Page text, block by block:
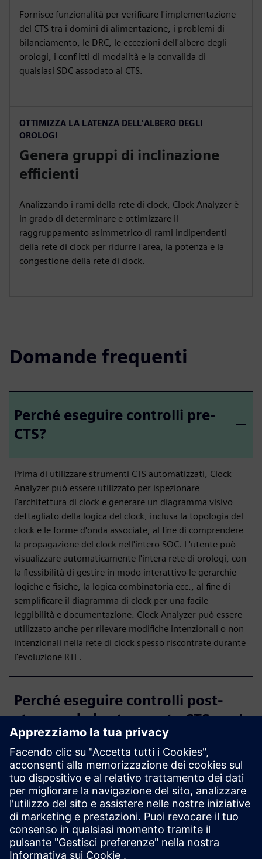
Fornisce funzionalità per verificare l'implementazione
del CTS tra i domini di alimentazione, i problemi di
bilanciamento, le DRC, le eccezioni dell'albero degli
orologi, i conflitti di modalità e la convalida di
qualsiasi SDC associato al CTS.
OTTIMIZZA LA LATENZA DELL'ALBERO DEGLI
OROLOGI
Genera gruppi di inclinazione
efficienti
Analizzando i rami della rete di clock, Clock Analyzer è
in grado di determinare e ottimizzare il
raggruppamento asimmetrico di rami indipendenti
della rete di clock per ridurre l'area, la potenza e la
congestione della rete di clock.
Domande frequenti
Perché eseguire controlli pre-
CTS?
Prima di utilizzare strumenti CTS automatizzati, Clock
Analyzer può essere utilizzato per ispezionare
l'architettura di clock e generare un diagramma visivo
dettagliato della logica del clock, inclusa la topologia del
clock e le forme d'onda associate, al fine di comprendere
la propagazione del clock nell'intero SOC. L'utente può
visualizzare automaticamente l'intera rete di orologi, con
la flessibilità di gestire in modo interattivo le gerarchie
logiche e fisiche, la logica combinatoria ecc., al fine di
semplificare il diagramma di clock per una facile
leggibilità e documentazione. Clock Analyzer può essere
utilizzato anche per rilevare modifiche intenzionali o non
intenzionali nella rete di clock spesso riscontrate durante
l'evoluzione RTL.
Perché eseguire controlli post-
cts quando lo strumento CTS
fornisce l'albero degli orologi?
Quali sono le caratteristiche
principali dell'analizzatore
Clock?